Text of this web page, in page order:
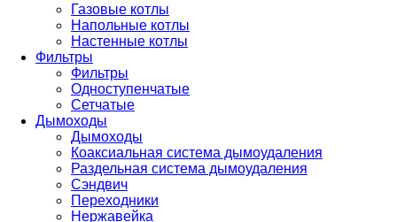
Газовые котлы
Напольные котлы
Настенные котлы
Фильтры
Фильтры
Одноступенчатые
Сетчатые
Дымоходы
Дымоходы
Коаксиальная система дымоудаления
Раздельная система дымоудаления
Сэндвич
Переходники
Нержавейка